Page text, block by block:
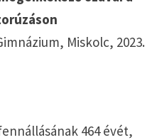
Miskolc, 2023.
464 évét,